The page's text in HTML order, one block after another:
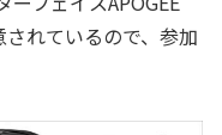
れているので、参加